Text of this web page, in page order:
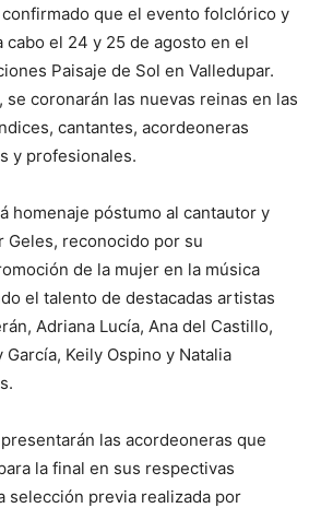
que el evento folclórico y
cabo el 24 y 25 de agosto en el
Paisaje de Sol en Valledupar.
se coronarán las nuevas reinas en las
cantantes, acordeoneras
y profesionales.
homenaje póstumo al cantautor y
Geles, reconocido por su
de la mujer en la música
el talento de destacadas artistas
Adriana Lucía, Ana del Castillo,
García, Keily Ospino y Natalia
las acordeoneras que
la final en sus respectivas
selección previa realizada por